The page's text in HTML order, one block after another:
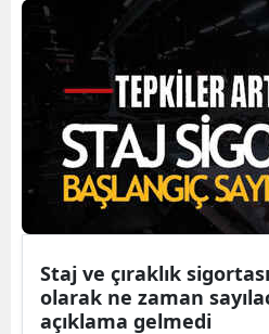
Staj ve çıraklık
olarak ne zaman
açıklama gelmedi